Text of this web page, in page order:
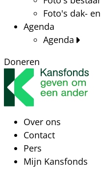
Foto's dak-
Agenda
Agenda
Doneren
Over ons
Contact
Pers
Mijn Kansfonds